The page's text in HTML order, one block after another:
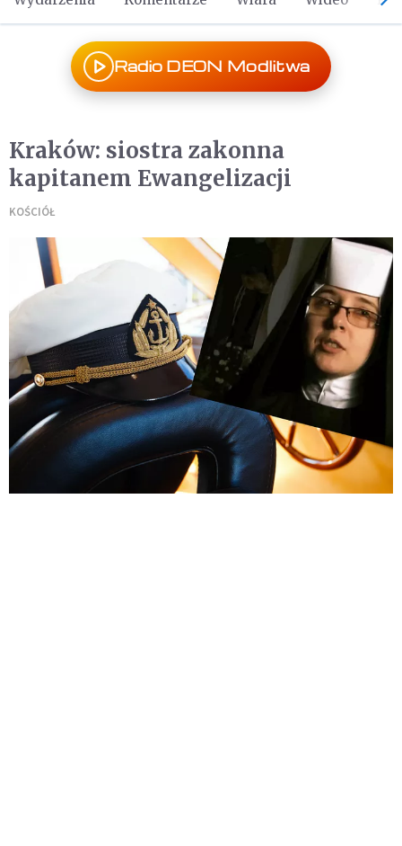
Radio DEON Modlitwa
Kraków: siostra zakonna
kapitanem Ewangelizacji
KOŚCIÓŁ